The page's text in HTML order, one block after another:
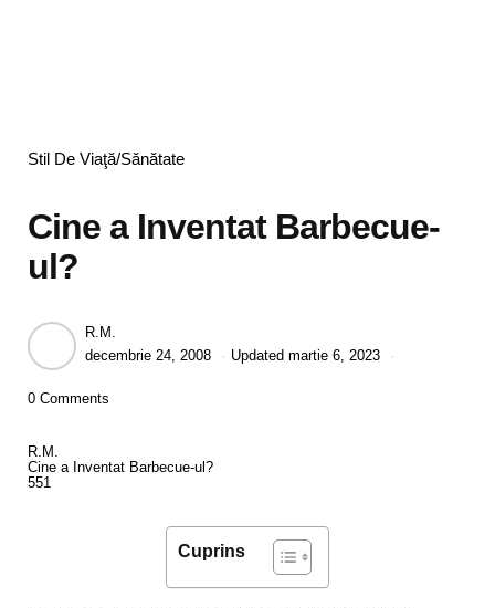
Categories
Stil De Viaţă/Sănătate
Cine a Inventat Barbecue-
ul?
Posted
by
R.M.
decembrie 24, 2008
Updated martie 6, 2023
0 Comments
R.M.
Cine a Inventat Barbecue-ul?
551
Cuprins